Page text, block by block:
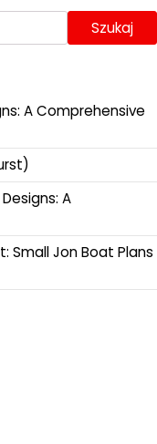
Szukaj
A Comprehensive
A
Small Jon Boat Plans